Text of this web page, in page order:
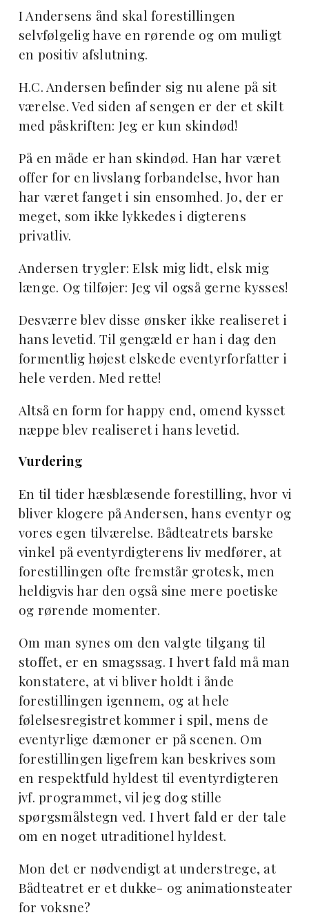
I Andersens ånd skal forestillingen
selvfølgelig have en rørende og om muligt
en positiv afslutning.
H.C. Andersen befinder sig nu alene på sit
værelse. Ved siden af sengen er der et skilt
med påskriften: Jeg er kun skindød!
På en måde er han skindød. Han har været
offer for en livslang forbandelse, hvor han
har været fanget i sin ensomhed. Jo, der er
meget, som ikke lykkedes i digterens
privatliv.
Andersen trygler: Elsk mig lidt, elsk mig
længe. Og tilføjer: Jeg vil også gerne kysses!
Desværre blev disse ønsker ikke realiseret i
hans levetid. Til gengæld er han i dag den
formentlig højest elskede eventyrforfatter i
hele verden. Med rette!
Altså en form for happy end, omend kysset
næppe blev realiseret i hans levetid.
Vurdering
En til tider hæsblæsende forestilling, hvor vi
bliver klogere på Andersen, hans eventyr og
vores egen tilværelse. Bådteatrets barske
vinkel på eventyrdigterens liv medfører, at
forestillingen ofte fremstår grotesk, men
heldigvis har den også sine mere poetiske
og rørende momenter.
Om man synes om den valgte tilgang til
stoffet, er en smagssag. I hvert fald må man
konstatere, at vi bliver holdt i ånde
forestillingen igennem, og at hele
følelsesregistret kommer i spil, mens de
eventyrlige dæmoner er på scenen. Om
forestillingen ligefrem kan beskrives som
en respektfuld hyldest til eventyrdigteren
jvf. programmet, vil jeg dog stille
spørgsmålstegn ved. I hvert fald er der tale
om en noget utraditionel hyldest.
Mon det er nødvendigt at understrege, at
Bådteatret er et dukke- og animationsteater
for voksne?